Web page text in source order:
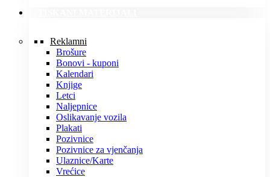
Reklamni
Brošure
Bonovi - kuponi
Kalendari
Knjige
Letci
Naljepnice
Oslikavanje vozila
Plakati
Pozivnice
Pozivnice za vjenčanja
Ulaznice/Karte
Vrećice